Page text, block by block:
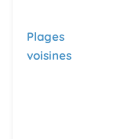
Plages
voisines